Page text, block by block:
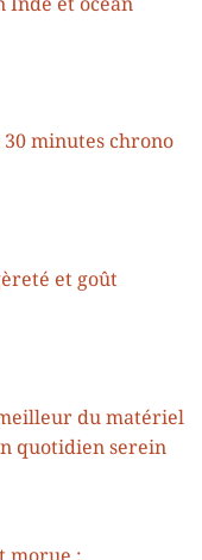
minutes chrono
et goût
du matériel
quotidien serein